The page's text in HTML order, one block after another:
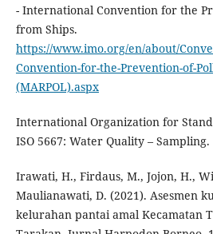
- International Convention for the
from Ships.
https://www.imo.org/en/about/
Convention-for-the-Prevention-of-
(MARPOL).aspx
International Organization for
ISO 5667: Water Quality – Sampling.
Irawati, H., Firdaus, M., Jojon, H.,
Maulianawati, D. (2021). Asesmen
kelurahan pantai amal Kecamatan